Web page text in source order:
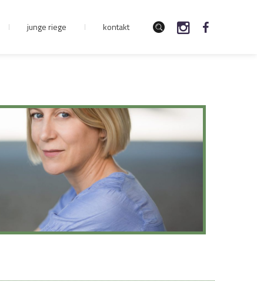
junge riege kontakt